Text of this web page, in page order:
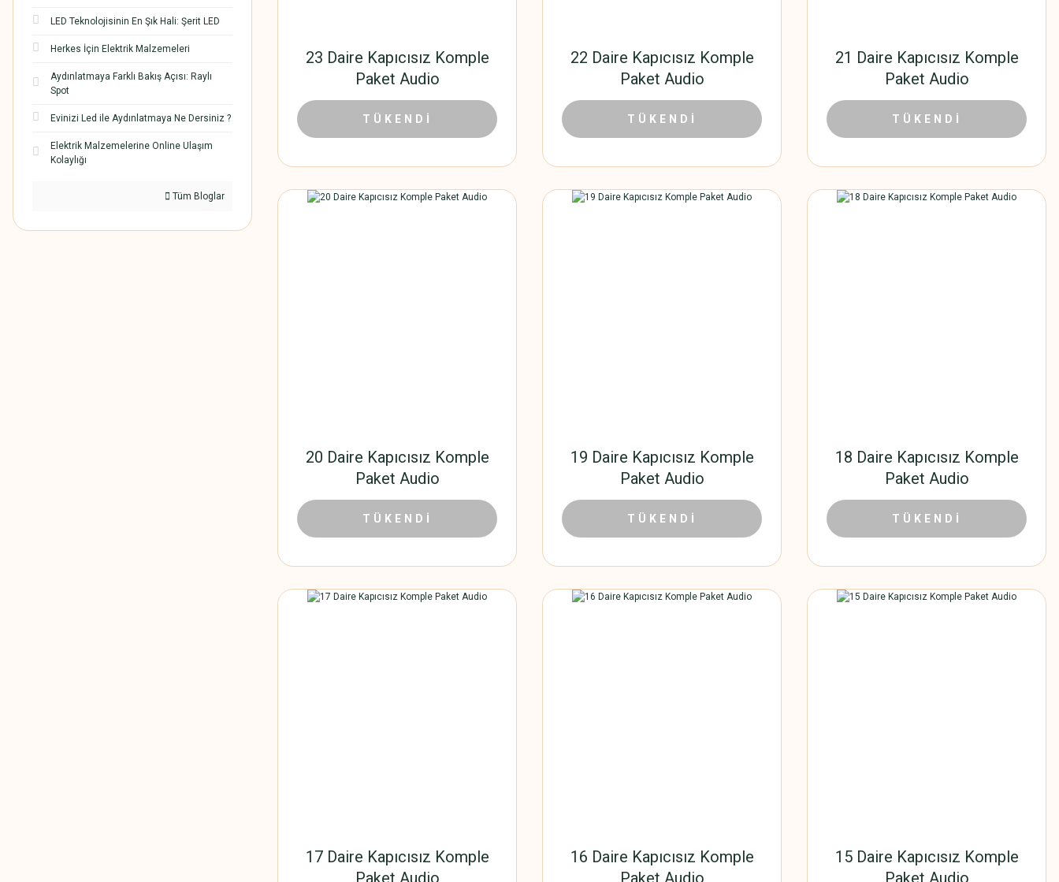
LED Teknolojisinin En Şık Hali: Şerit LED
Herkes İçin Elektrik Malzemeleri
Aydınlatmaya Farklı Bakış Açısı: Raylı
Spot
Evinizi Led ile Aydınlatmaya Ne Dersiniz ?
Elektrik Malzemelerine Online Ulaşım
Kolaylığı
Tüm Bloglar
23 Daire Kapıcısız Komple
Paket Audio
28.608,00 TL 18.595,20 TL
TÜKENDİ
22 Daire Kapıcısız Komple
Paket Audio
27.684,00 TL 17.994,60 TL
TÜKENDİ
21 Daire Kapıcısız Komple
Paket Audio
26.760,00 TL 17.394,00 TL
TÜKENDİ
20 Daire Kapıcısız Komple
Paket Audio
25.836,00 TL 16.793,40 TL
TÜKENDİ
19 Daire Kapıcısız Komple
Paket Audio
24.912,00 TL 16.192,80 TL
TÜKENDİ
18 Daire Kapıcısız Komple
Paket Audio
23.988,00 TL 15.592,20 TL
TÜKENDİ
17 Daire Kapıcısız Komple
Paket Audio
16 Daire Kapıcısız Komple
Paket Audio
15 Daire Kapıcısız Komple
Paket Audio